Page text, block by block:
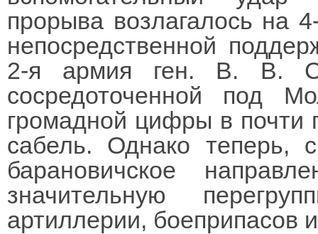
прорыва возлагалось на
непосредственной
2-я армия ген. В. В.
сосредоточенной под
громадной цифры в почти
сабель. Однако теперь,
барановичское
значительную
артиллерии, боеприпасов